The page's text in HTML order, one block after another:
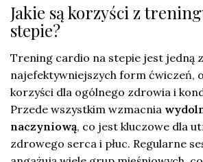
Jakie są korzyści z
stepie?
Trening cardio na stepie jest jedną z
najefektywniejszych form ćwiczeń,
korzyści dla ogólnego zdrowia i
Przede wszystkim wzmacnia
naczyniową, co jest kluczowe dla
zdrowego serca i płuc. Regularne